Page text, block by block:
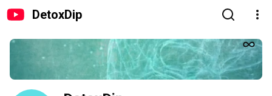
DetoxDip